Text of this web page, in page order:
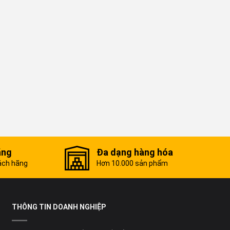
hãng
Đa dạng hàng hóa
Hơn 10.000 sản phẩm
THÔNG TIN DOANH NGHIỆP